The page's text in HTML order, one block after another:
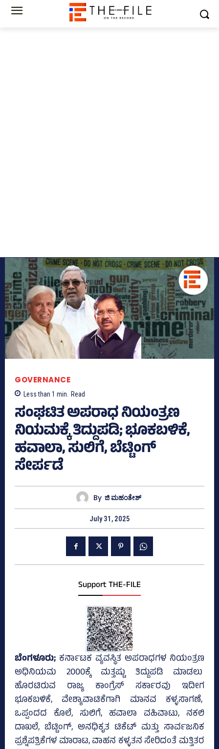
GOVERNANCE
Less than 1 min. Read
ಸಂಘಟಿತ ಅಪರಾಧ ನಿಯಂತ್ರಣ
ನಿಯಮಕ್ಕೆ ತಿದ್ದುಪಡಿ; ಭೂಕಬಳಿಕೆ,
ಹವಾಲಾ, ಸುಲಿಗೆ, ಬೆಟ್ಟಿಂಗ್
ಸೇರ್ಪಡೆ
By ಜಿ ಮಹಂತೇಶ್
July 31, 2025
Support THE-FILE
ಬೆಂಗಳೂರು; ಕರ್ನಾಟಕ ವ್ಯವಸ್ಥಿತ ಅಪರಾಧಗಳ ನಿಯಂತ್ರಣ
ಅಧಿನಿಯಮ 2000ಕ್ಕೆ ಮತ್ತಷ್ಟು ತಿದ್ದುಪಡಿ ಮಾಡಲು
ಹೊರಟಿರುವ ರಾಜ್ಯ ಕಾಂಗ್ರೆಸ್‌ ಸರ್ಕಾರವು ಇದೀಗ
ಭೂಕಬಳಿಕೆ, ವೇಶ್ಯಾವಾಟಿಕೆಗಾಗಿ ಮಾನವ ಕಳ್ಳಸಾಗಣೆ,
ಒಪ್ಪಂದದ ಕೊಲೆ, ಸುಲಿಗೆ, ಹವಾಲಾ ವಹಿವಾಟು, ನಕಲಿ
ದಾಖಲೆ, ಬೆಟ್ಟಿಂಗ್‌, ಅನಧಿಕೃತ ಟಿಕೆಟ್ ಮತ್ತು ಸಾರ್ವಜನಿಕ
ಪ್ರಶ್ನೆಪತ್ರಿಕೆಗಳ ಮಾರಾಟ, ವಾಹನ ಕಳ್ಳತನ ಸೇರಿದಂತೆ ಮತ್ತಿತರ